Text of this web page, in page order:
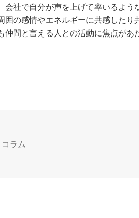
会社で自分が声を上げて率いるよ
の感情やエネルギーに共感したり
仲間と言える人との活動に焦点が
カ
コラム